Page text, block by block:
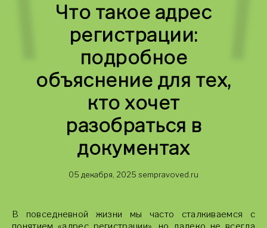
Что такое адрес
регистрации:
подробное
объяснение для тех,
кто хочет
разобраться в
документах
05 декабря, 2025 sempravoved.ru
В повседневной жизни мы часто сталкиваемся с